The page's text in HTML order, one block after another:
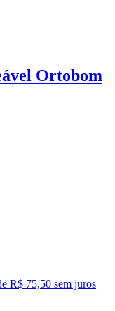
Ortobom
R$ 75,50 sem juros